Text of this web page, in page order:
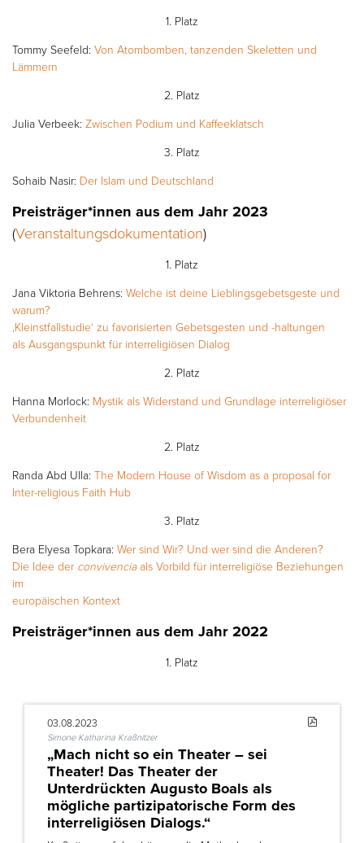
1. Platz
Tommy Seefeld: Von Atombomben, tanzenden Skeletten und
Lämmern
2. Platz
Julia Verbeek: Zwischen Podium und Kaffeeklatsch
3. Platz
Sohaib Nasir: Der Islam und Deutschland
Preisträger*innen aus dem Jahr 2023
(Veranstaltungsdokumentation)
1. Platz
Jana Viktoria Behrens: Welche ist deine Lieblingsgebetsgeste und
warum?
‚Kleinstfallstudie‘ zu favorisierten Gebetsgesten und -haltungen
als Ausgangspunkt für interreligiösen Dialog
2. Platz
Hanna Morlock: Mystik als Widerstand und Grundlage interreligiöser
Verbundenheit
2. Platz
Randa Abd Ulla: The Modern House of Wisdom as a proposal for
Inter-religious Faith Hub
3. Platz
Bera Elyesa Topkara: Wer sind Wir? Und wer sind die Anderen?
Die Idee der convivenciaals Vorbild für interreligiöse Beziehungen
im
europäischen Kontext
Preisträger*innen aus dem Jahr 2022
1. Platz
03.08.2023
Simone Katharina Kraßnitzer
„Mach nicht so ein Theater – sei
Theater! Das Theater der
Unterdrückten Augusto Boals als
mögliche partizipatorische Form des
interreligiösen Dialogs.“